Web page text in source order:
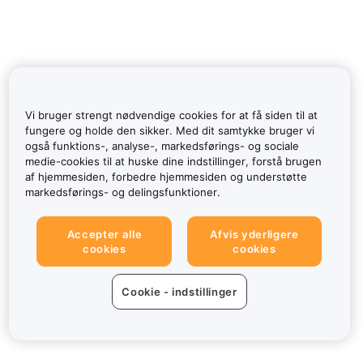
Vi bruger strengt nødvendige cookies for at få siden til at
fungere og holde den sikker. Med dit samtykke bruger vi
også funktions-, analyse-, markedsførings- og sociale
medie-cookies til at huske dine indstillinger, forstå brugen
af hjemmesiden, forbedre hjemmesiden og understøtte
markedsførings- og delingsfunktioner.
Accepter alle
cookies
Afvis yderligere
cookies
Cookie - indstillinger